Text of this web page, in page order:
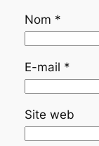
Nom *
E-mail *
Site web